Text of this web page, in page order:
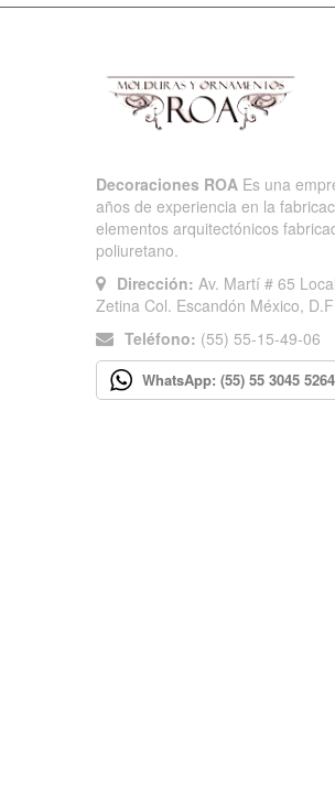
Decoraciones ROA Es una
años de experiencia en la
elementos arquitectónicos
poliuretano.
Dirección: Av. Martí # 65
Zetina Col. Escandón México, D.F
Teléfono: (55) 55-15-49-06
WhatsApp: (55) 55 3045 5264